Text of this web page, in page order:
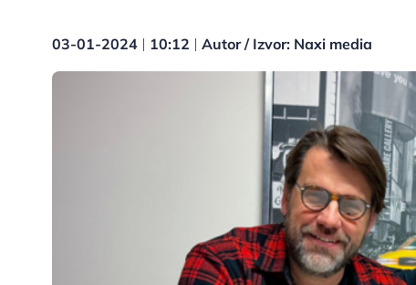
03-01-2024 10:12 Autor / Izvor: Naxi media